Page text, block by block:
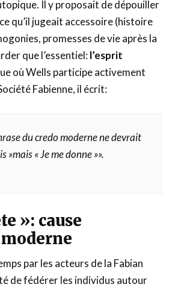
Il y proposait de dépouiller
qu’il jugeait accessoire (histoire
promesses de vie après la
que l’essentiel:l’esprit
où Wells participe activement
Fabienne, il écrit:
du credo moderne ne devrait
»mais « Je me donne »».
»: cause
par les acteurs de la Fabian
de fédérer les individus autour